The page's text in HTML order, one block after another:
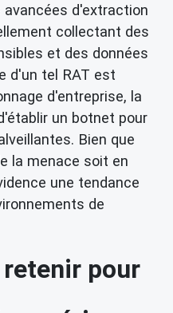
d'extraction
collectant des
et des données
d'un tel RAT est
d'entreprise, la
un botnet pour
Bien que
la menace soit en
une tendance
de
pour